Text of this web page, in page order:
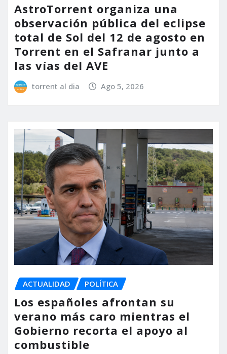
AstroTorrent organiza una
observación pública del eclipse
total de Sol del 12 de agosto en
Torrent en el Safranar junto a
las vías del AVE
torrent al dia Ago 5, 2026
ACTUALIDAD POLÍTICA
Los españoles afrontan su
verano más caro mientras el
Gobierno recorta el apoyo al
combustible